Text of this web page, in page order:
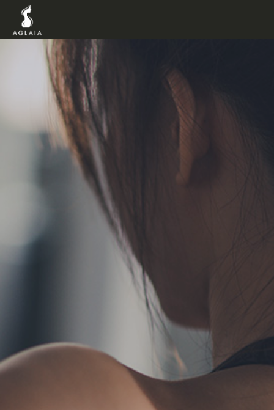
POINT
AGLAIA Blog
TERMS
お問い合わせ フォーム予約